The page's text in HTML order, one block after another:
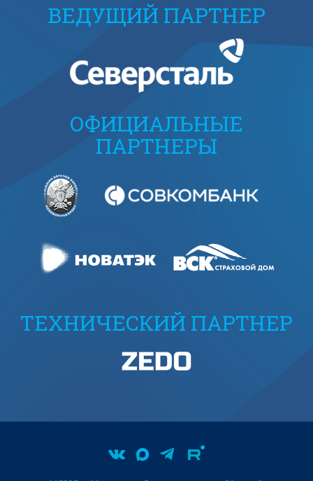
ВЕДУЩИЙ ПАРТНЕР
ОФИЦИАЛЬНЫЕ
ПАРТНЕРЫ
ТЕХНИЧЕСКИЙ ПАРТНЕР